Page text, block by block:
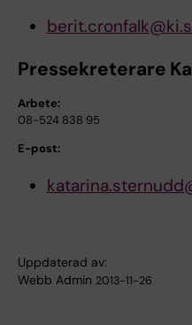
Pressekreterare
Arbete:
08-524 838 95
E-post:
Uppdaterad av:
Webb Admin 2013-11-26